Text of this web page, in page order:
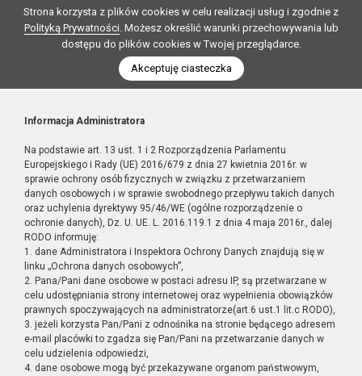
Strona korzysta z plików cookies w celu realizacji usług i zgodnie z
Polityką Prywatności. Możesz określić warunki przechowywania lub
dostępu do plików cookies w Twojej przeglądarce.
Akceptuję ciasteczka
Informacja Administratora
Na podstawie art. 13 ust. 1 i 2 Rozporządzenia Parlamentu
Europejskiego i Rady (UE) 2016/679 z dnia 27 kwietnia 2016r. w
sprawie ochrony osób fizycznych w związku z przetwarzaniem
danych osobowych i w sprawie swobodnego przepływu takich danych
oraz uchylenia dyrektywy 95/46/WE (ogólne rozporządzenie o
ochronie danych), Dz. U. UE. L. 2016.119.1 z dnia 4 maja 2016r., dalej
RODO informuję:
1. dane Administratora i Inspektora Ochrony Danych znajdują się w
linku „Ochrona danych osobowych”,
2. Pana/Pani dane osobowe w postaci adresu IP, są przetwarzane w
celu udostępniania strony internetowej oraz wypełnienia obowiązków
prawnych spoczywających na administratorze(art.6 ust.1 lit.c RODO),
3. jeżeli korzysta Pan/Pani z odnośnika na stronie będącego adresem
e-mail placówki to zgadza się Pan/Pani na przetwarzanie danych w
celu udzielenia odpowiedzi,
4. dane osobowe mogą być przekazywane organom państwowym,